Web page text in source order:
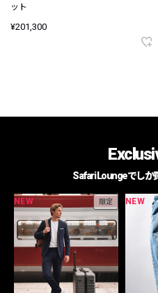
ット
¥201,300
Safari Loungeでしか
NEW 限定 NEW